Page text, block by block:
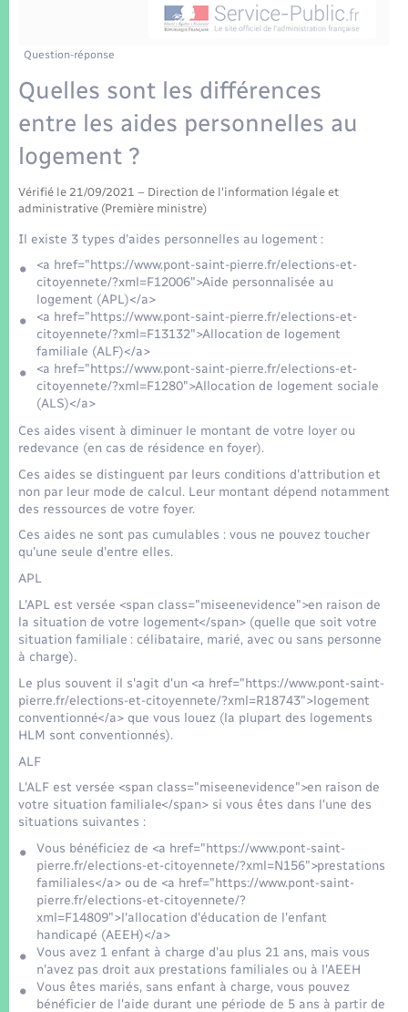
Etat-civil - Papiers - Citoyenneté
Mariage – PACS
Parrainage civil
Recensement
Logement - Urbanisme
Loisirs
Nouvel habitant
Numérique
Organisation d’événement
Sécurité - Prévention
Seniors
Transports
Voirie et espace public
Travaux - Autorisation d’occupation de l’espace
Compétences
Plan interactif
Présentation de la commune
Patrimoine – Histoire
Publications
La Communauté de communes
Question-réponse
Quelles sont les différences
entre les aides personnelles au
logement ?
Vérifié le 21/09/2021 – Direction de l'information légale et
administrative (Première ministre)
Il existe 3 types d'aides personnelles au logement :
<a href="https://www.pont-saint-pierre.fr/elections-et-
citoyennete/?xml=F12006">Aide personnalisée au
logement (APL)</a>
<a href="https://www.pont-saint-pierre.fr/elections-et-
citoyennete/?xml=F13132">Allocation de logement
familiale (ALF)</a>
<a href="https://www.pont-saint-pierre.fr/elections-et-
citoyennete/?xml=F1280">Allocation de logement sociale
(ALS)</a>
Ces aides visent à diminuer le montant de votre loyer ou
redevance (en cas de résidence en foyer).
Ces aides se distinguent par leurs conditions d'attribution et
non par leur mode de calcul. Leur montant dépend notamment
des ressources de votre foyer.
Ces aides ne sont pas cumulables : vous ne pouvez toucher
qu'une seule d'entre elles.
APL
L'APL est versée <span class="miseenevidence">en raison de
la situation de votre logement</span> (quelle que soit votre
situation familiale : célibataire, marié, avec ou sans personne
à charge).
Le plus souvent il s'agit d'un <a href="https://www.pont-saint-
pierre.fr/elections-et-citoyennete/?xml=R18743">logement
conventionné</a> que vous louez (la plupart des logements
HLM sont conventionnés).
ALF
L'ALF est versée <span class="miseenevidence">en raison de
votre situation familiale</span> si vous êtes dans l'une des
situations suivantes :
Vous bénéficiez de <a href="https://www.pont-saint-
pierre.fr/elections-et-citoyennete/?xml=N156">prestations
familiales</a> ou de <a href="https://www.pont-saint-
pierre.fr/elections-et-citoyennete/?
xml=F14809">l'allocation d'éducation de l'enfant
handicapé (AEEH)</a>
Vous avez 1 enfant à charge d'au plus 21 ans, mais vous
n'avez pas droit aux prestations familiales ou à l'AEEH
Vous êtes mariés, sans enfant à charge, vous pouvez
bénéficier de l'aide durant une période de 5 ans à partir de